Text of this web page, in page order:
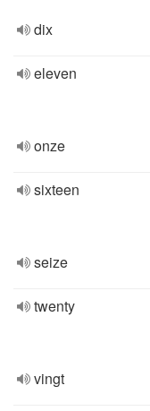
dix
eleven
onze
sixteen
seize
twenty
vingt